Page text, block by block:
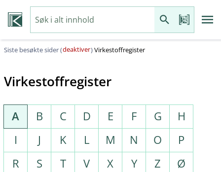
Siste besøkte sider (deaktiver)Virkestoffregister
Virkestoffregister
A B C D E F G
H
I
J K L M N O
P
R
S T V X Y Z Ø